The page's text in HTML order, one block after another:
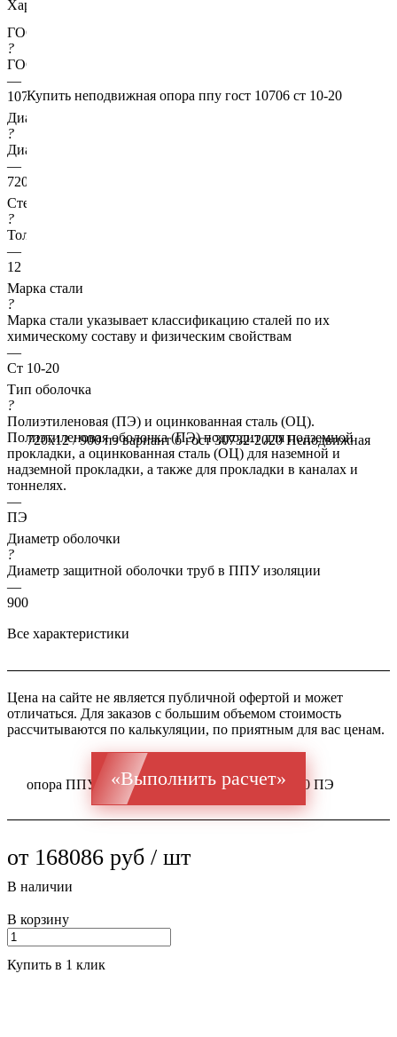
Купить неподвижная опора ппу гост 10706 ст 10-20
720x12 / 900 пэ вариант б гост 30732-2020 Неподвижная
опора ППУ ГОСТ 10706 Ст 10-20 720x12 / 900 ПЭ
Характеристики
ГОСТ несущей трубы
?
ГОСТ основной трубы
—
10706
Диаметр трубы, мм
?
Диаметр основной трубы
—
720
Стенка трубы, мм
?
Толщина стенки несущей трубы
—
12
Марка стали
?
Марка стали указывает классификацию сталей по их
химическому составу и физическим свойствам
—
Ст 10-20
Тип оболочка
?
Полиэтиленовая (ПЭ) и оцинкованная сталь (ОЦ).
Полиэтиленовая оболочка (ПЭ) подходит для подземной
прокладки, а оцинкованная сталь (ОЦ) для наземной и
надземной прокладки, а также для прокладки в каналах и
тоннелях.
—
ПЭ
Диаметр оболочки
?
Диаметр защитной оболочки труб в ППУ изоляции
—
900
Все характеристики
Цена на сайте не является публичной офертой и может
отличаться. Для заказов с большим объемом стоимость
рассчитываются по калькуляции, по приятным для вас ценам.
«Выполнить расчет»
от 168086 руб / шт
В наличии
В корзину
Купить в 1 клик